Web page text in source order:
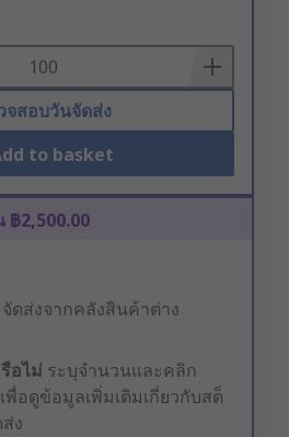
จสอบวันจัดส่ง
to basket
฿2,500.00
ดส่งจากคลังสินค้าต่าง
อไม่ ระบุจำนวนและคลิก
พื่อดูข้อมูลเพิ่มเติมเกี่ยวกับสต็
ง